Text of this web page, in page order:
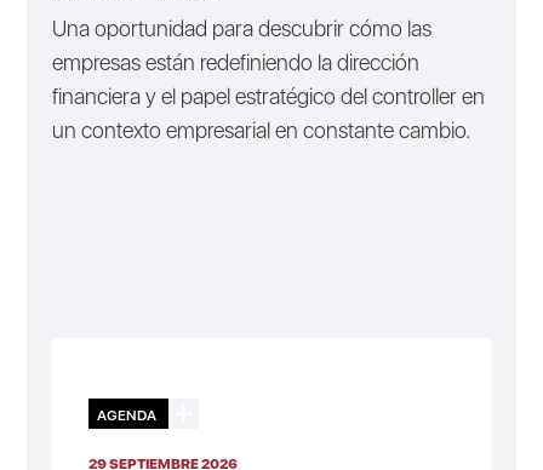
Una oportunidad para descubrir cómo las
empresas están redefiniendo la dirección
financiera y el papel estratégico del controller en
un contexto empresarial en constante cambio.
AGENDA
29 SEPTIEMBRE 2026